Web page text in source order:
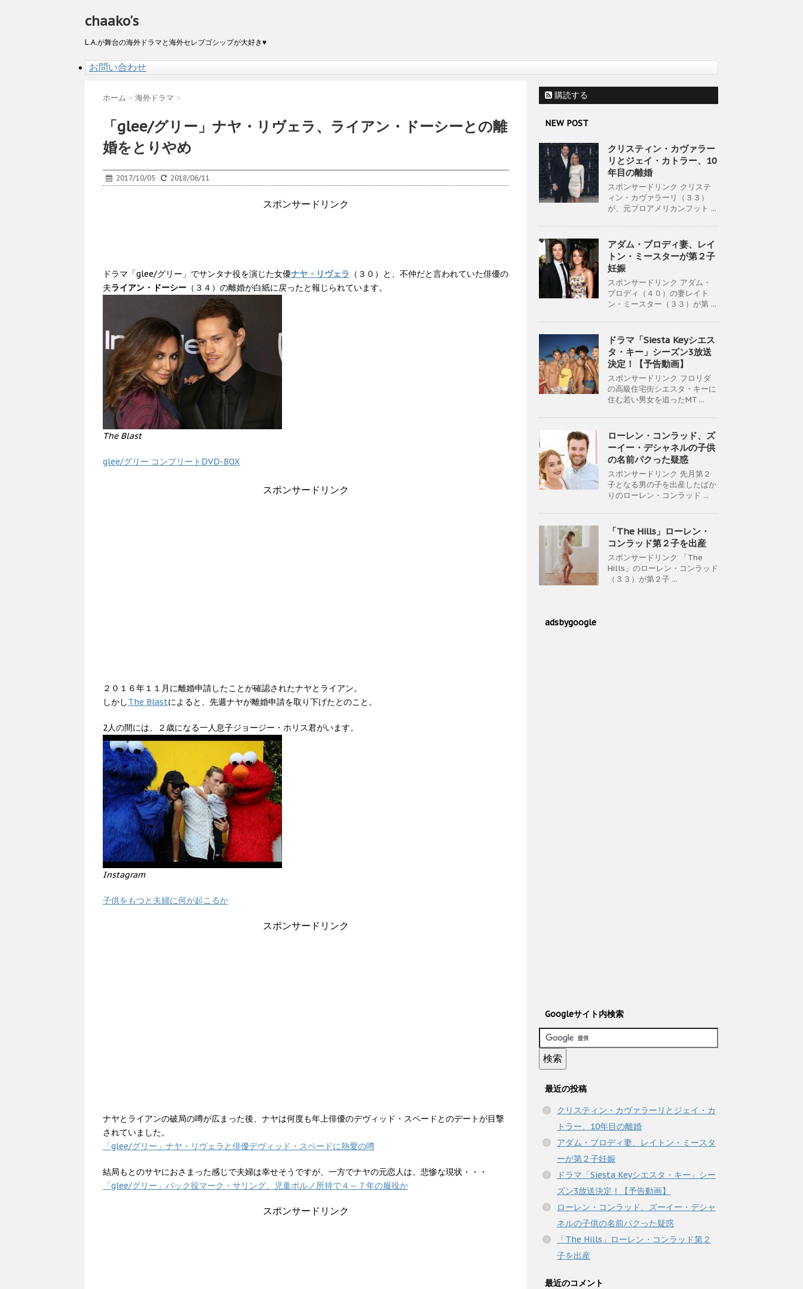
chaako's
L.A.が舞台の海外ドラマと海外セレブゴシップが大好き♥
お問い合わせ
ホーム > 海外ドラマ >
「glee/グリー」ナヤ・リヴェラ、ライアン・ドーシーとの離
婚をとりやめ
2017/10/05 2018/06/11
スポンサードリンク
ドラマ「glee/グリー」でサンタナ役を演じた女優ナヤ・リヴェラ
（３０）と、不仲だと言われていた俳優の
夫ライアン・ドーシー （３４）の離婚が白紙に戻ったと報じられています。
The Blast
glee/グリー コンプリートDVD-BOX
スポンサードリンク
２０１６年１１月に離婚申請したことが確認されたナヤとライアン。
しかしThe Blastによると、先週ナヤが離婚申請を取り下げたとのこと。
2人の間には、２歳になる一人息子ジョージー・ホリス君がいます。
Instagram
子供をもつと夫婦に何が起こるか
スポンサードリンク
ナヤとライアンの破局の噂が広まった後、ナヤは何度も年上俳優のデヴィッド・スペードとのデートが目撃
されていました。
「glee/グリー」ナヤ・リヴェラと俳優デヴィッド・スペードに熱愛の噂
結局もとのサヤにおさまった感じで夫婦は幸せそうですが、一方でナヤの元恋人は、悲惨な現状・・・
「glee/グリー」パック役マーク・サリング、児童ポルノ所持で４～７年の服役か
スポンサードリンク
購読する
NEW POST
クリスティン・カヴァラー
リとジェイ・カトラー、10
年目の離婚
スポンサードリンク クリステ
ィン・カヴァラーリ（３３）
が、元プロアメリカンフット ...
アダム・ブロディ妻、レイ
トン・ミースターが第２子
妊娠
スポンサードリンク アダム・
ブロディ（４０）の妻レイト
ン・ミースター（３３）が第 ...
ドラマ「Siesta Keyシエス
タ・キー」シーズン3放送
決定！【予告動画】
スポンサードリンク フロリダ
の高級住宅街シエスタ・キーに
住む若い男女を追ったMT ...
ローレン・コンラッド、ズ
ーイー・デシャネルの子供
の名前パクった疑惑
スポンサードリンク 先月第２
子となる男の子を出産したばか
りのローレン・コンラッド ...
「The Hills」ローレン・
コンラッド第２子を出産
スポンサードリンク 「The
Hills」のローレン・コンラッド
（３３）が第２子 ...
adsbygoogle
Googleサイト内検索
最近の投稿
クリスティン・カヴァラーリとジェイ・カ
トラー、10年目の離婚
アダム・ブロディ妻、レイトン・ミースタ
ーが第２子妊娠
ドラマ「Siesta Keyシエスタ・キー」シー
ズン3放送決定！【予告動画】
ローレン・コンラッド、ズーイー・デシャ
ネルの子供の名前パクった疑惑
「The Hills」ローレン・コンラッド第２
子を出産
最近のコメント